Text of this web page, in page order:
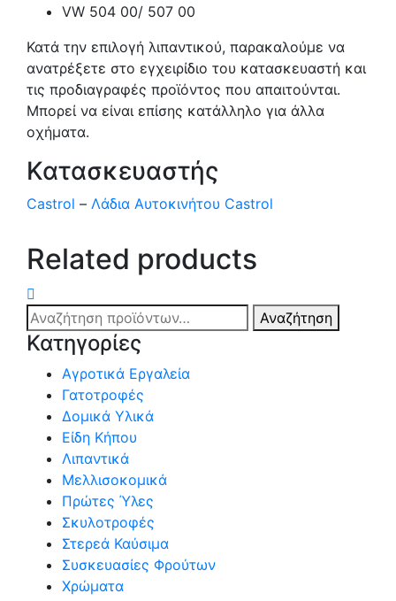
VW 504 00/ 507 00
Κατά την επιλογή λιπαντικού, παρακαλούμε να
ανατρέξετε στο εγχειρίδιο του κατασκευαστή και
τις προδιαγραφές προϊόντος που απαιτούνται.
Μπορεί να είναι επίσης κατάλληλο για άλλα
οχήματα.
Κατασκευαστής
Castrol – Λάδια Αυτοκινήτου Castrol
Related products
Αναζήτηση
για:
Αναζήτηση
Κατηγορίες
Αγροτικά Εργαλεία
Γατοτροφές
Δομικά Υλικά
Είδη Κήπου
Λιπαντικά
Μελλισοκομικά
Πρώτες Ύλες
Σκυλοτροφές
Στερεά Καύσιμα
Συσκευασίες Φρούτων
Χρώματα